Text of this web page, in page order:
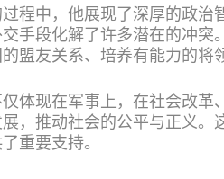
程中，他展现了深厚的政
手段化解了许多潜在的冲
盟友关系、培养有能力的将
体现在军事上，在社会改
，推动社会的公平与正义
重要支持。